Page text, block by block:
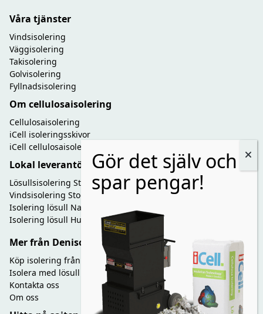
Våra tjänster
Vindsisolering
Väggisolering
Takisolering
Golvisolering
Fyllnadsisolering
Om cellulosaisolering
Cellulosaisolering
iCell isoleringsskivor
iCell cellulosaisolering
Lokal leverantör
Lösullsisolering Stockholm
Vindsisolering Stockholm
Isolering lösull Nacka Värmdö
Isolering lösull Huddinge
Mer från Denisol
Köp isolering från lager
Isolera med lösull - Gör det själv
Kontakta oss
Om oss